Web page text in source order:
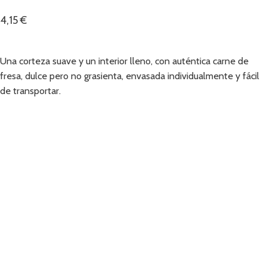
4,15€
Una corteza suave y un interior lleno, con auténtica carne de
fresa, dulce pero no grasienta, envasada individualmente y fácil
de transportar.